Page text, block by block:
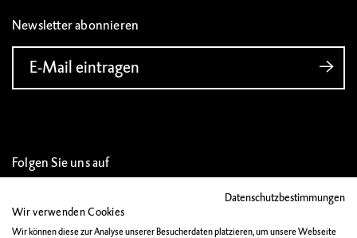
Newsletter abonnieren
E-Mail eintragen
Folgen Sie uns auf
Datenschutzbestimmungen
Wir verwenden Cookies
Wir können diese zur Analyse unserer Besucherdaten platzieren, um unsere Webseite